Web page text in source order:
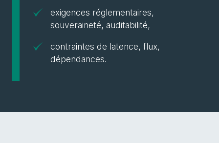
exigences réglementaires,
souveraineté, auditabilité,
contraintes de latence, flux,
dépendances.